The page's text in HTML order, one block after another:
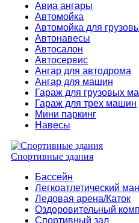
Авиа ангары
Автомойка
Автомойка для
Автонавесы
Автосалон
Автосервис
Ангар для автодрома
Ангар для машин
Гараж для грузовых
Гараж для трех машин
Мини паркинг
Навесы
Спортивные здания
Бассейн
Легкоатлетический
Ледовая арена/Каток
Оздоровительный
Спортивный зал